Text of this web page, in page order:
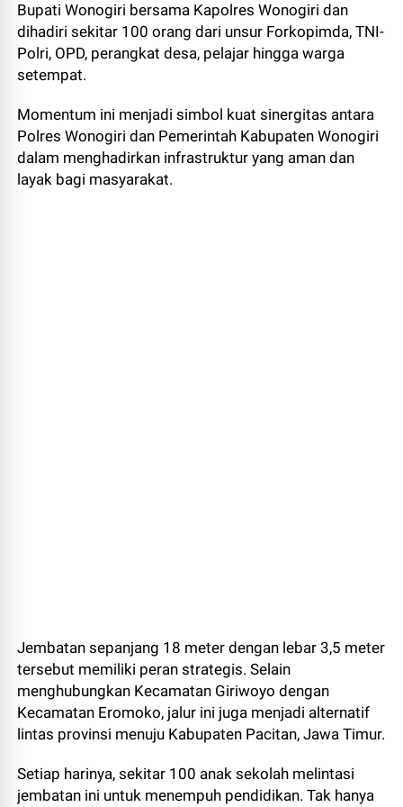
Bupati Wonogiri bersama Kapolres Wonogiri dan
dihadiri sekitar 100 orang dari unsur Forkopimda, TNI-
Polri, OPD, perangkat desa, pelajar hingga warga
setempat.
Momentum ini menjadi simbol kuat sinergitas antara
Polres Wonogiri dan Pemerintah Kabupaten Wonogiri
dalam menghadirkan infrastruktur yang aman dan
layak bagi masyarakat.
Jembatan sepanjang 18 meter dengan lebar 3,5 meter
tersebut memiliki peran strategis. Selain
menghubungkan Kecamatan Giriwoyo dengan
Kecamatan Eromoko, jalur ini juga menjadi alternatif
lintas provinsi menuju Kabupaten Pacitan, Jawa Timur.
Setiap harinya, sekitar 100 anak sekolah melintasi
jembatan ini untuk menempuh pendidikan. Tak hanya